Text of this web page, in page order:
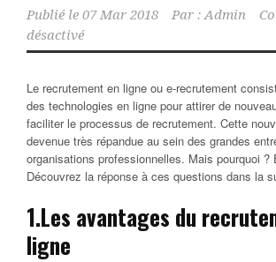
Publié le 07 Mar 2018 Par : Admin
désactivé
Le recrutement en ligne ou e-recrutement
des technologies en ligne pour attirer de
faciliter le processus de recrutement. Cette
devenue très répandue au sein des grandes
organisations professionnelles. Mais pourquoi ?
Découvrez la réponse à ces questions dans la
1.Les avantages du
ligne